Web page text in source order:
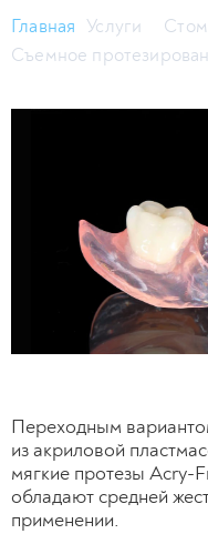
Главная Услуги
Съемное
Переходным
из акриловой
мягкие протезы Acry-
обладают средней
применении.